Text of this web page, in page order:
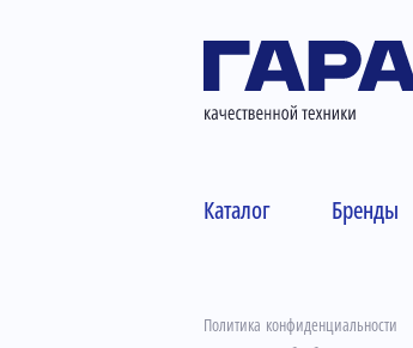
Каталог Бренды
Политика конфиденциальности